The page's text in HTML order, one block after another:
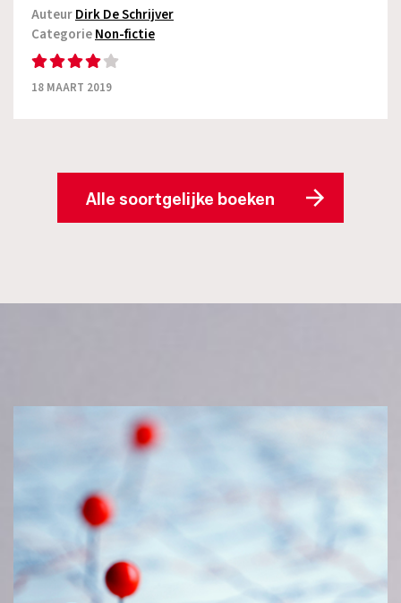
AuteurDirk De Schrijver
CategorieNon-fictie
18 MAART 2019
Alle soortgelijke boeken